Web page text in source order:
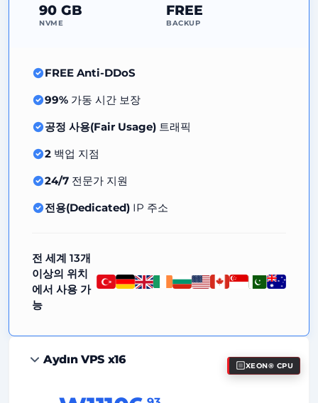
90 GB
NVME
FREE
BACKUP
FREE Anti-DDoS
99% 가동 시간 보장
공정 사용(Fair Usage) 트래픽
2 백업 지점
24/7 전문가 지원
전용(Dedicated) IP 주소
전 세계 13개
이상의 위치
에서 사용 가
능
Aydın VPS x16 XEON® CPU